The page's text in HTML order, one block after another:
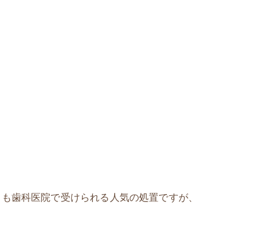
歯科医院で受けられる人気の処置ですが、